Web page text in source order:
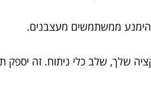
ממשתמשים מעצבנים.
שלך, שלב כלי ניתוח. זה יספק